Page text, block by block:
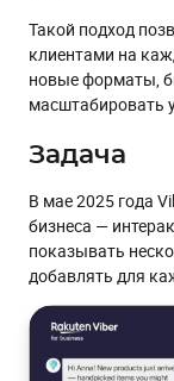
Такой подход
клиентами на
новые форматы,
масштабировать
Задача
В мае 2025 года
бизнеса —
показывать
добавлять для